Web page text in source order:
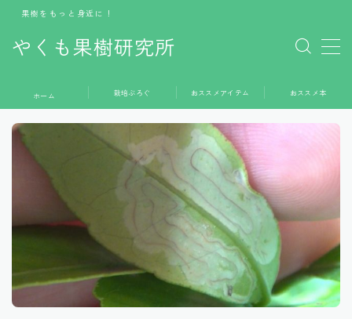
やくも果樹研究所
果樹をもっと身近に！
MENU
ホーム
栽培ぶろぐ
おススメアイテム
おススメ本
ホーム 栽培ぶろぐ おススメアイテム おススメ本